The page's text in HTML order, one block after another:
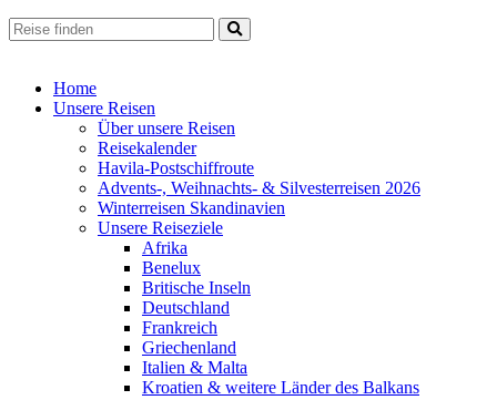
Home
Unsere Reisen
Über unsere Reisen
Reisekalender
Havila-Postschiffroute
Advents-, Weihnachts- & Silvesterreisen 2026
Winterreisen Skandinavien
Unsere Reiseziele
Afrika
Benelux
Britische Inseln
Deutschland
Frankreich
Griechenland
Italien & Malta
Kroatien & weitere Länder des Balkans